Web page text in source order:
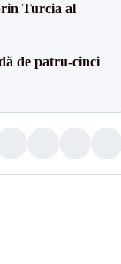
Turcia al
de patru-cinci